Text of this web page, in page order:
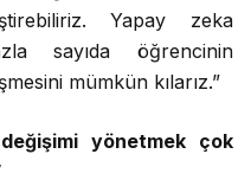
Yapay zeka
sayıda öğrencinin
mümkün kılarız.”
yönetmek çok